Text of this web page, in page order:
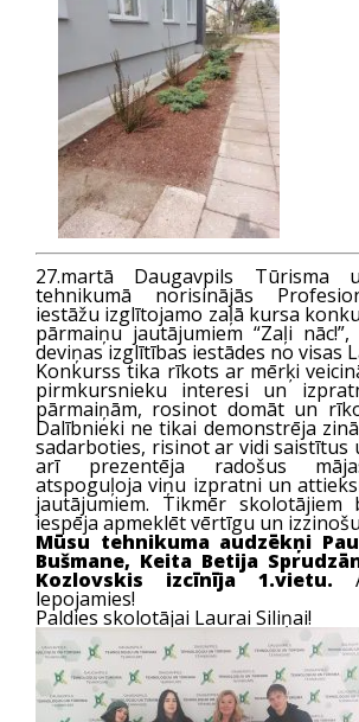
27.martā Daugavpils Tūrisma
tehnikumā norisinājās
iestāžu izglītojamo zaļā kursa
pārmaiņu jautājumiem “Zaļi
deviņas izglītības iestādes no visas
Konkurss tika rīkots ar mērķi
pirmkursnieku interesi un
pārmaiņām, rosinot domāt un
Dalībnieki ne tikai demonstrēja
sadarboties, risinot ar vidi saistītus
arī prezentēja radošus
atspoguļoja viņu izpratni un
jautājumiem. Tikmēr skolotājiem
iespēja apmeklēt vērtīgu un
Mūsu tehnikuma audzēkņi
Bušmane, Keita Betija
Kozlovskis izcīnīja 1.vietu.
lepojamies!
Paldies skolotājai Laurai Siliņai!